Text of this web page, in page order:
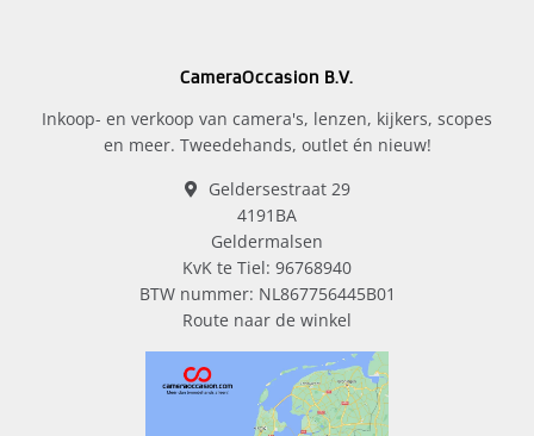
CameraOccasion B.V.
Inkoop- en verkoop van camera's, lenzen, kijkers, scopes
en meer. Tweedehands, outlet én nieuw!
Geldersestraat 29
4191BA
Geldermalsen
KvK te Tiel: 96768940
BTW nummer: NL867756445B01
Route naar de winkel